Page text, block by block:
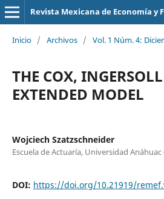
Inicio / Archivos / Vol. 1 Núm. 4:
THE COX,
EXTENDED MODEL
Wojciech Szatzschneider
Escuela de Actuaría, Universidad
DOI: https://doi.org/10.21919/